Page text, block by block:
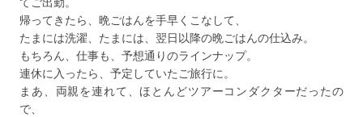
帰ってきたら、晩ごはんを手早くこなして、
たまには洗濯、たまには、翌日以降の晩ごはんの仕込み。
もちろん、仕事も、予想通りのラインナップ。
連休に入ったら、予定していたご旅行に。
まあ、両親を連れて、ほとんどツアーコンダクターだったの
で、